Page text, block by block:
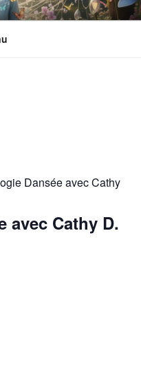
L'association s’implique pour
des personnes en situation
Dansée avec Cathy
avec Cathy D.